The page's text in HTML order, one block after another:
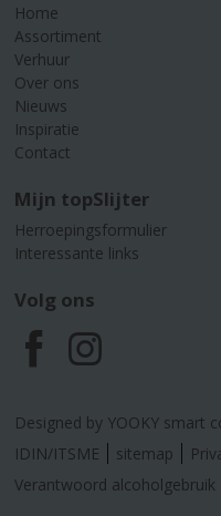
Home
Assortiment
Verhuur
Over ons
Nieuws
Inspiratie
Contact
Mijn topSlijter
Herroepingsformulier
Interessante links
Volg ons
F
a
c
I
n
s
Designed by YOOKY smart
IDIN/ITSME
sitemap
Verantwoord alcoholgebruik